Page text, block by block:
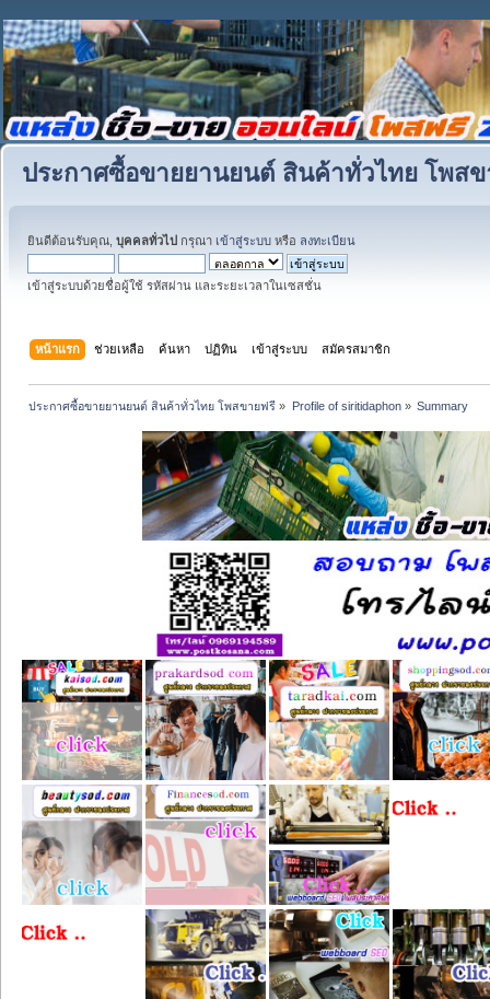
ประกาศซื้อขายยานยนต์ สินค้าทั่วไทย โพส
ยินดีต้อนรับคุณ, บุคคลทั่วไป กรุณา เข้าสู่ระบบ หรือ ลงทะเบียน
เข้าสู่ระบบด้วยชื่อผู้ใช้ รหัสผ่าน และระยะเวลาในเซสชั่น
หน้าแรก ช่วยเหลือ ค้นหา ปฏิทิน เข้าสู่ระบบ สมัครสมาชิก
ประกาศซื้อขายยานยนต์ สินค้าทั่วไทย โพสขายฟรี » Profile of siritidaphon» Summary